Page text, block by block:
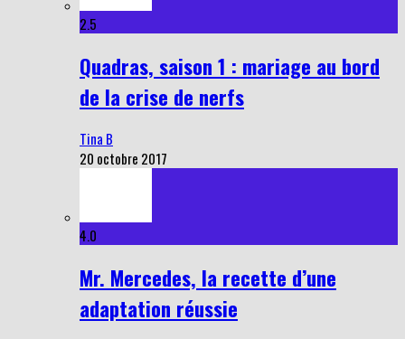
2.5
Quadras, saison 1 : mariage au bord
de la crise de nerfs
Tina B
20 octobre 2017
4.0
Mr. Mercedes, la recette d’une
adaptation réussie